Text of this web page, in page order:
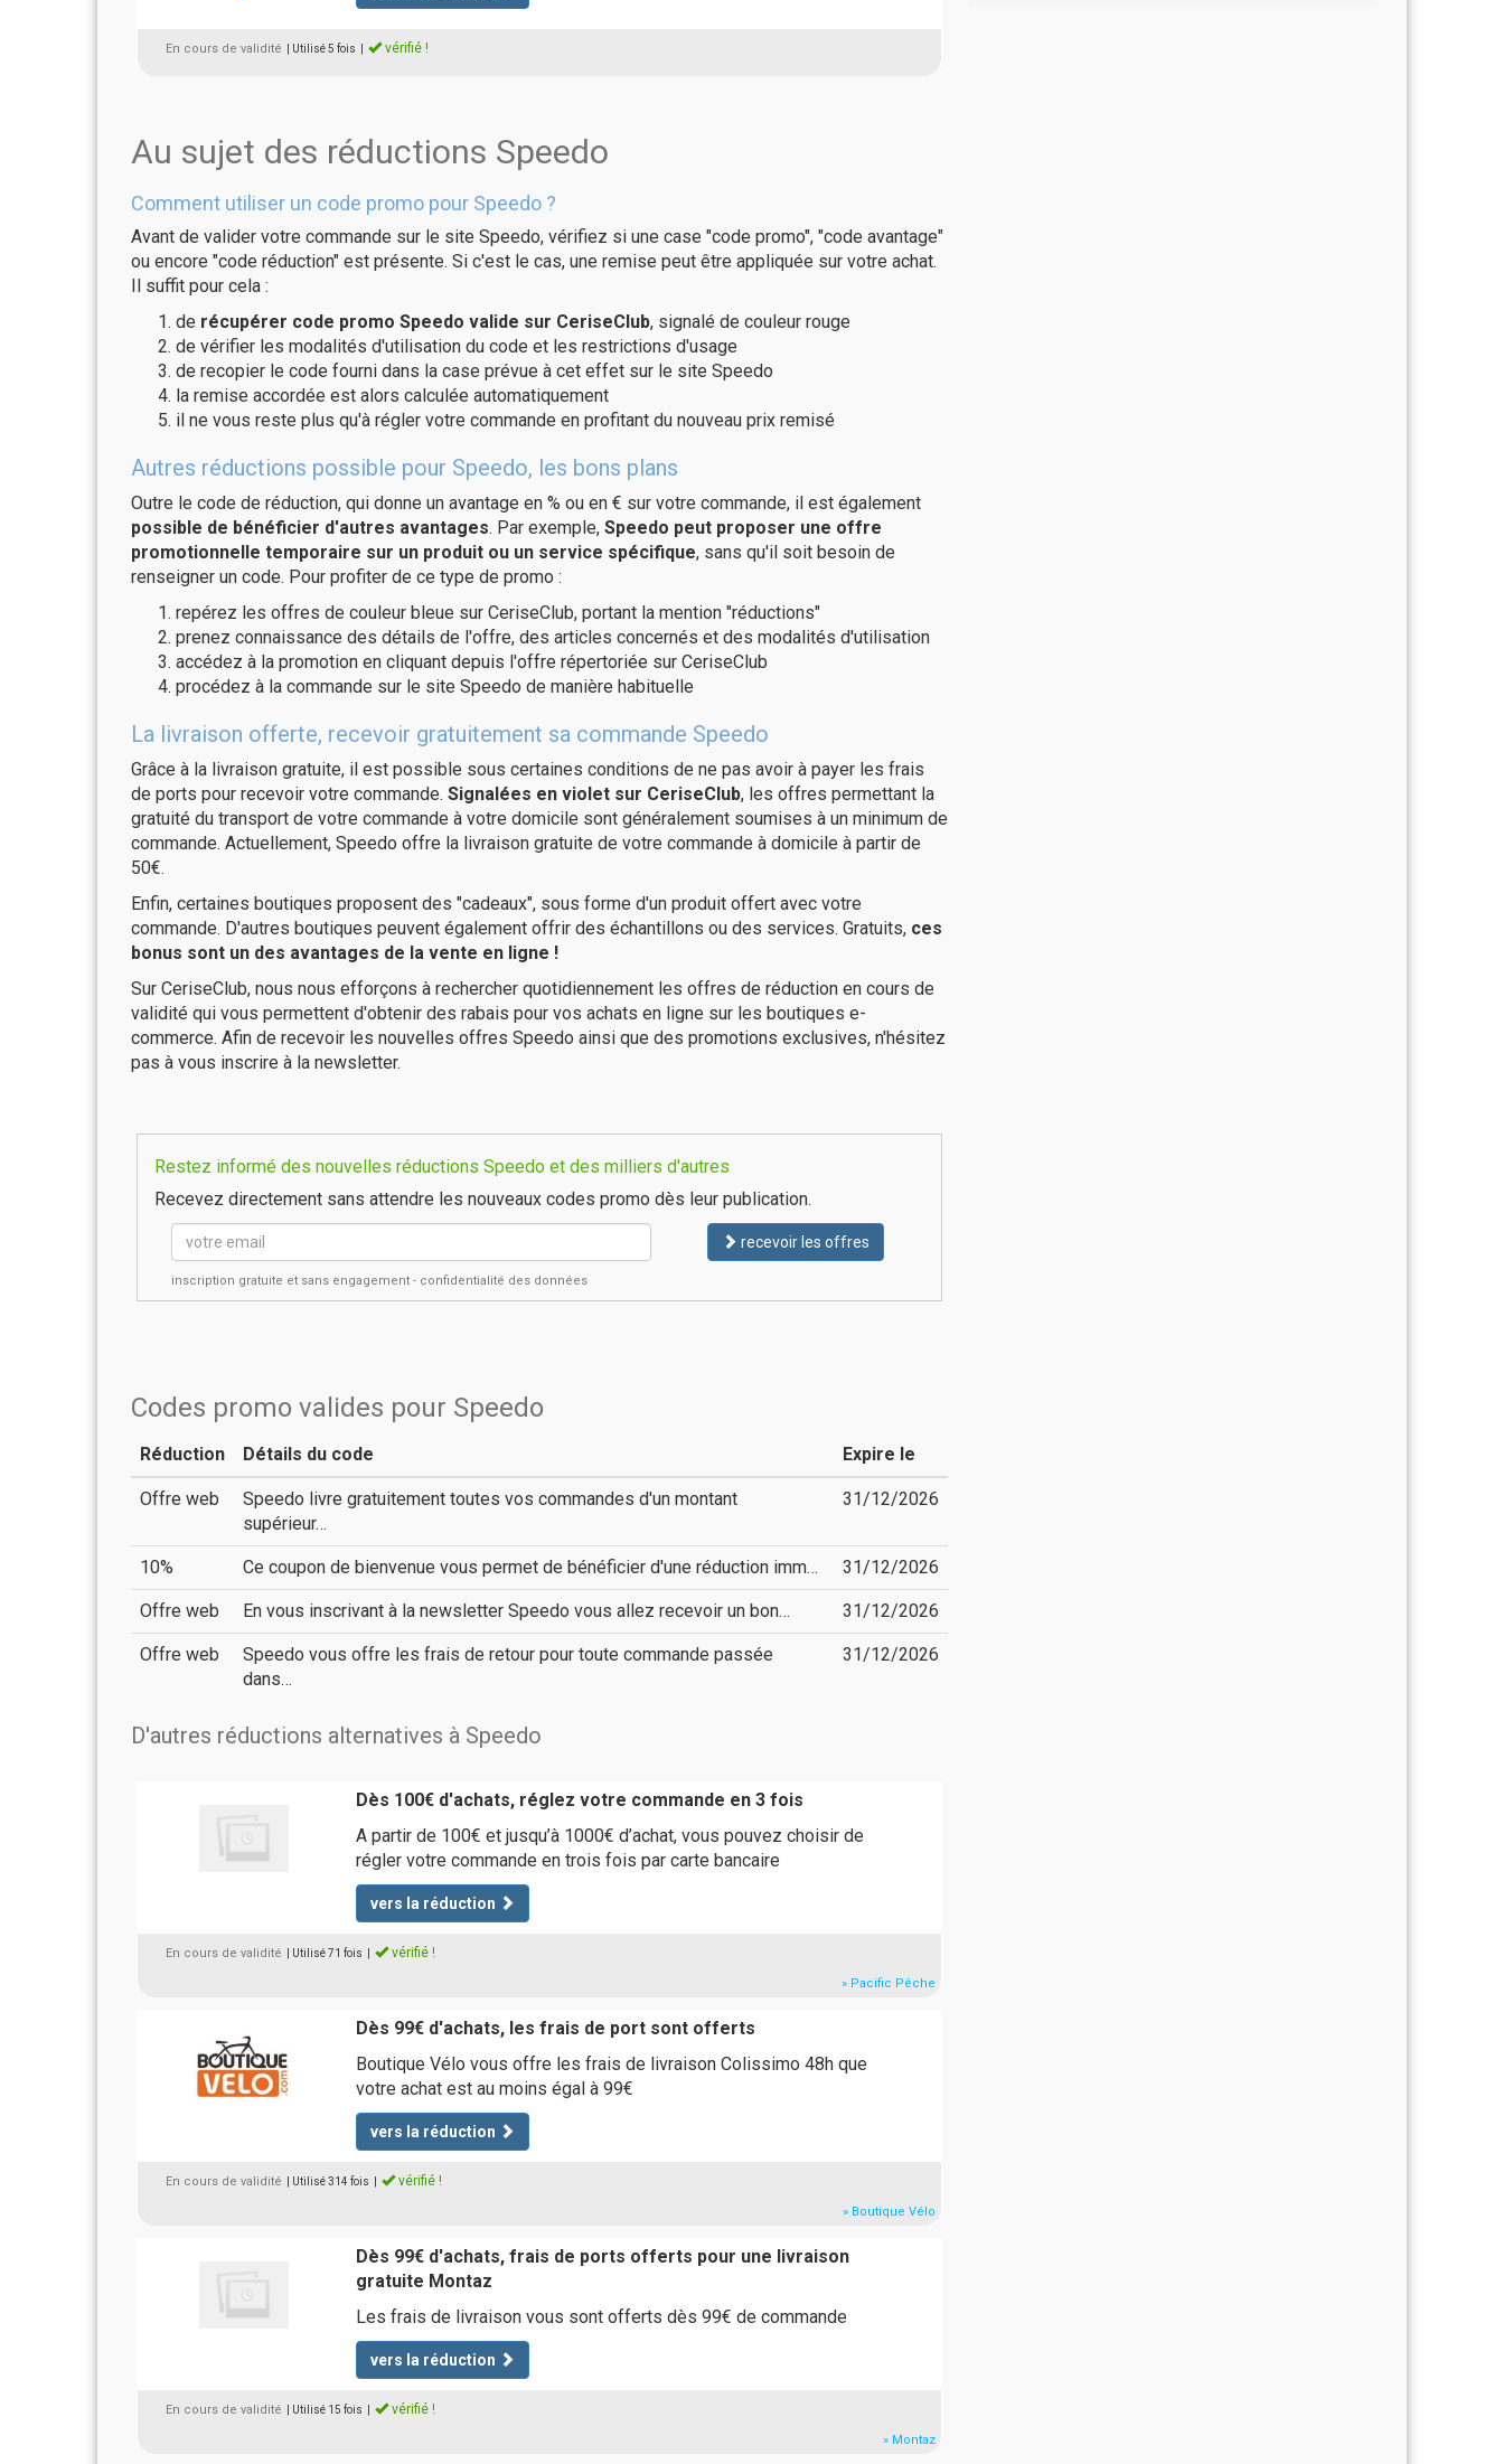
En cours de validité | Utilisé 5 fois vérifié !
Au sujet des réductions Speedo
Comment utiliser un code promo pour Speedo ?
Avant de valider votre commande sur le site Speedo, vérifiez si une case "code promo", "code avantage"
ou encore "code réduction" est présente. Si c'est le cas, une remise peut être appliquée sur votre achat.
Il suffit pour cela :
de récupérer code promo Speedo valide sur CeriseClub, signalé de couleur rouge
de vérifier les modalités d'utilisation du code et les restrictions d'usage
de recopier le code fourni dans la case prévue à cet effet sur le site Speedo
la remise accordée est alors calculée automatiquement
il ne vous reste plus qu'à régler votre commande en profitant du nouveau prix remisé
Autres réductions possible pour Speedo, les bons plans
Outre le code de réduction, qui donne un avantage en % ou en € sur votre commande, il est également
possible de bénéficier d'autres avantages. Par exemple, Speedo peut proposer une offre
promotionnelle temporaire sur un produit ou un service spécifique, sans qu'il soit besoin de
renseigner un code. Pour profiter de ce type de promo :
repérez les offres de couleur bleue sur CeriseClub, portant la mention "réductions"
prenez connaissance des détails de l'offre, des articles concernés et des modalités d'utilisation
accédez à la promotion en cliquant depuis l'offre répertoriée sur CeriseClub
procédez à la commande sur le site Speedo de manière habituelle
La livraison offerte, recevoir gratuitement sa commande Speedo
Grâce à la livraison gratuite, il est possible sous certaines conditions de ne pas avoir à payer les frais
de ports pour recevoir votre commande. Signalées en violet sur CeriseClub, les offres permettant la
gratuité du transport de votre commande à votre domicile sont généralement soumises à un minimum de
commande. Actuellement, Speedo offre la livraison gratuite de votre commande à domicile à partir de
50€.
Enfin, certaines boutiques proposent des "cadeaux", sous forme d'un produit offert avec votre
commande. D'autres boutiques peuvent également offrir des échantillons ou des services. Gratuits, ces
bonus sont un des avantages de la vente en ligne !
Sur CeriseClub, nous nous efforçons à rechercher quotidiennement les offres de réduction en cours de
validité qui vous permettent d'obtenir des rabais pour vos achats en ligne sur les boutiques e-
commerce. Afin de recevoir les nouvelles offres Speedo ainsi que des promotions exclusives, n'hésitez
pas à vous inscrire à la newsletter.
Restez informé des nouvelles réductions Speedo et des milliers d'autres
Recevez directement sans attendre les nouveaux codes promo dès leur publication.
recevoir les offres
inscription gratuite et sans engagement - confidentialité des données
Codes promo valides pour Speedo
Réduction Détails du code Expire le
Offre web
Speedo livre gratuitement toutes vos commandes d'un montant
supérieur…
31/12/2026
10% Ce coupon de bienvenue vous permet de bénéficier d'une réduction imm… 31/12/2026
Offre web En vous inscrivant à la newsletter Speedo vous allez recevoir un bon… 31/12/2026
Offre web
Speedo vous offre les frais de retour pour toute commande passée
dans…
31/12/2026
D'autres réductions alternatives à Speedo
Dès 100€ d'achats, réglez votre commande en 3 fois
A partir de 100€ et jusqu’à 1000€ d’achat, vous pouvez choisir de
régler votre commande en trois fois par carte bancaire
vers la réduction
En cours de validité | Utilisé 71 fois vérifié !
» Pacific Pêche
Dès 99€ d'achats, les frais de port sont offerts
Boutique Vélo vous offre les frais de livraison Colissimo 48h que
votre achat est au moins égal à 99€
vers la réduction
En cours de validité | Utilisé 314 fois vérifié !
» Boutique Vélo
Dès 99€ d'achats, frais de ports offerts pour une livraison
gratuite Montaz
Les frais de livraison vous sont offerts dès 99€ de commande
vers la réduction
En cours de validité | Utilisé 15 fois vérifié !
» Montaz